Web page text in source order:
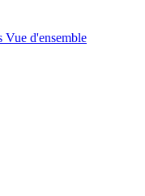
Vue d'ensemble